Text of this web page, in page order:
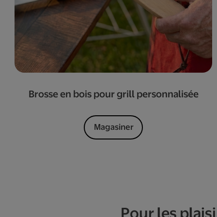
Brosse en bois pour grill personnalisée
Magasiner
Pour les